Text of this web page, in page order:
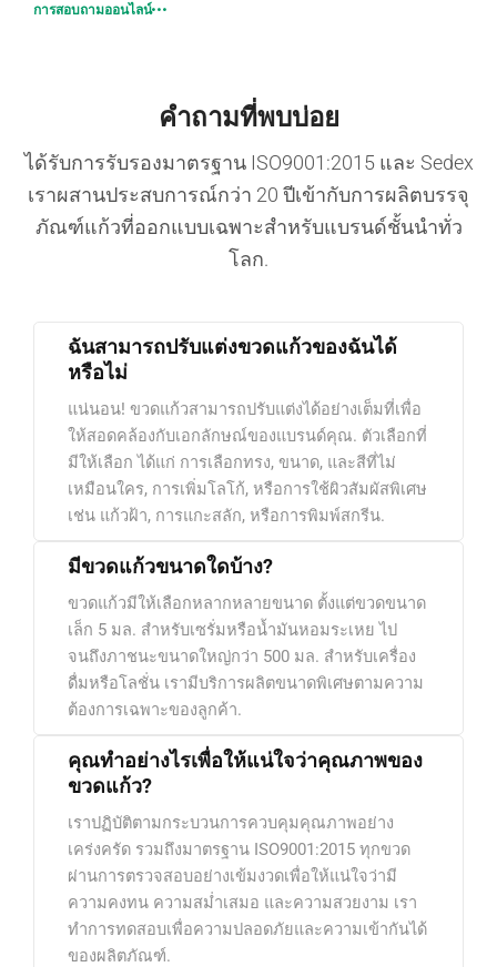
การสอบถามออนไลน์
คำถามที่พบบ่อย
ได้รับการรับรองมาตรฐาน ISO9001:2015 และ Sedex
เราผสานประสบการณ์กว่า 20 ปีเข้ากับการผลิตบรรจุ
ภัณฑ์แก้วที่ออกแบบเฉพาะสำหรับแบรนด์ชั้นนำทั่ว
โลก.
ฉันสามารถปรับแต่งขวดแก้วของฉันได้
หรือไม่
แน่นอน! ขวดแก้วสามารถปรับแต่งได้อย่างเต็มที่เพื่อ
ให้สอดคล้องกับเอกลักษณ์ของแบรนด์คุณ. ตัวเลือกที่
มีให้เลือก ได้แก่ การเลือกทรง, ขนาด, และสีที่ไม่
เหมือนใคร, การเพิ่มโลโก้, หรือการใช้ผิวสัมผัสพิเศษ
เช่น แก้วฝ้า, การแกะสลัก, หรือการพิมพ์สกรีน.
มีขวดแก้วขนาดใดบ้าง?
ขวดแก้วมีให้เลือกหลากหลายขนาด ตั้งแต่ขวดขนาด
เล็ก 5 มล. สำหรับเซรั่มหรือน้ำมันหอมระเหย ไป
จนถึงภาชนะขนาดใหญ่กว่า 500 มล. สำหรับเครื่อง
ดื่มหรือโลชั่น เรามีบริการผลิตขนาดพิเศษตามความ
ต้องการเฉพาะของลูกค้า.
คุณทำอย่างไรเพื่อให้แน่ใจว่าคุณภาพของ
ขวดแก้ว?
เราปฏิบัติตามกระบวนการควบคุมคุณภาพอย่าง
เคร่งครัด รวมถึงมาตรฐาน ISO9001:2015 ทุกขวด
ผ่านการตรวจสอบอย่างเข้มงวดเพื่อให้แน่ใจว่ามี
ความคงทน ความสม่ำเสมอ และความสวยงาม เรา
ทำการทดสอบเพื่อความปลอดภัยและความเข้ากันได้
ของผลิตภัณฑ์.